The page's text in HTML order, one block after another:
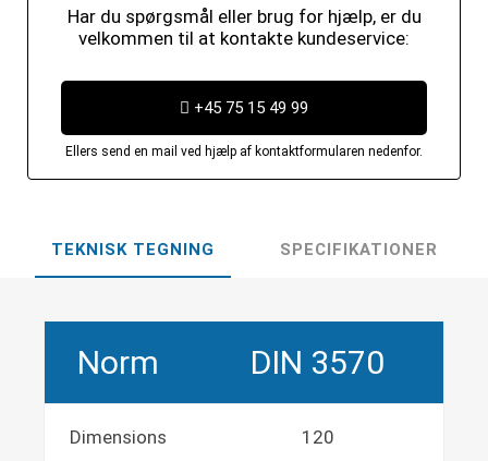
Har du spørgsmål eller brug for hjælp, er du
velkommen til at kontakte kundeservice:
+45 75 15 49 99
Ellers send en mail ved hjælp af kontaktformularen nedenfor.
TEKNISK TEGNING SPECIFIKATIONER
Norm DIN 3570
Dimensions 120